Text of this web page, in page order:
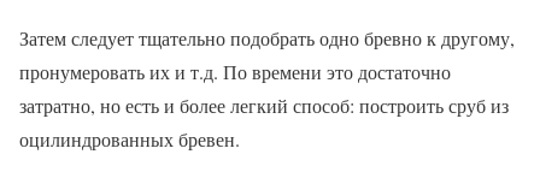
Затем следует тщательно подобрать одно бревно к другому,
пронумеровать их и т.д. По времени это достаточно
затратно, но есть и более легкий способ: построить сруб из
оцилиндрованных бревен.